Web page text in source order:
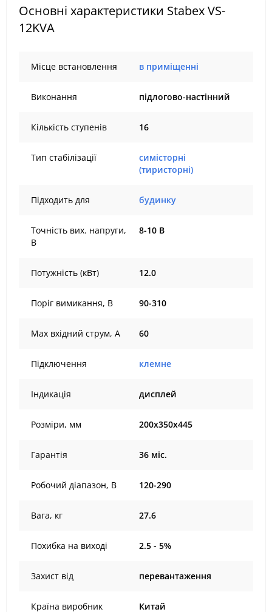
Основні характеристики Stabex VS-
12KVA
Місце встановлення в приміщенні
Виконання підлогово-настінний
Кількість ступенів 16
Тип стабілізації
симісторні
(тиристорні)
Підходить для будинку
Точність вих. напруги,
В
8-10 В
Потужність (кВт) 12.0
Поріг вимикання, В 90-310
Max вхідний струм, А 60
Підключення клемне
Індикація дисплей
Розміри, мм 200х350х445
Гарантія 36 міс.
Робочий діапазон, В 120-290
Вага, кг 27.6
Похибка на виході 2.5 - 5%
Захист від перевантаження
Країна виробник Китай